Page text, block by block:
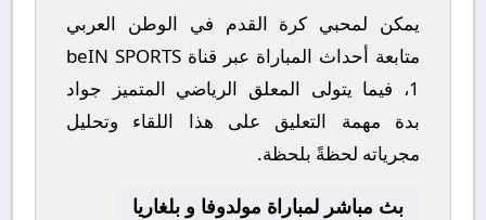
يمكن لمحبي كرة القدم في الوطن العربي
متابعة أحداث المباراة عبر قناة beIN SPORTS
1، فيما يتولى المعلق الرياضي المتميز جواد
بدة مهمة التعليق على هذا اللقاء وتحليل
مجرياته لحظةً بلحظة.
بث مباشر لمباراة مولدوفا و بلغاريا